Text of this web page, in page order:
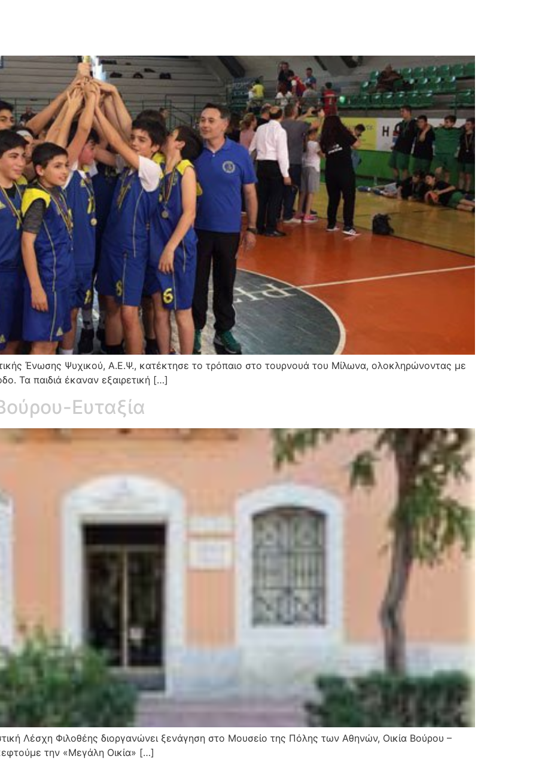
Ένωσης Ψυχικού, Α.Ε.Ψ., κατέκτησε το τρόπαιο στο τουρνουά του Μίλωνα, ολοκληρώνοντας με
Τα παιδιά έκαναν εξαιρετική […]
Ευταξία
Λέσχη Φιλοθέης διοργανώνει ξενάγηση στο Μουσείο της Πόλης των Αθηνών, Οικία Βούρου –
την «Μεγάλη Οικία» […]